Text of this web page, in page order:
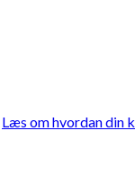
Læs om hvordan din